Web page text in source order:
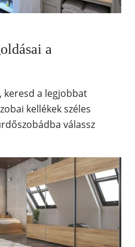
a
a legjobbat
kellékek széles
válassz